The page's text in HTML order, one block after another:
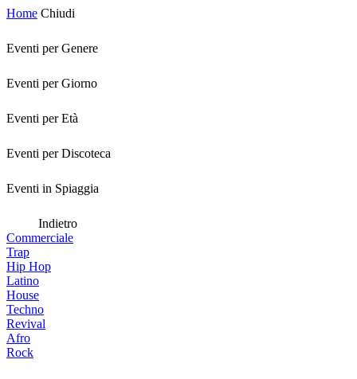
Home Chiudi
Eventi per Genere
Eventi per Giorno
Eventi per Età
Eventi per Discoteca
Eventi in Spiaggia
Indietro
Commerciale
Trap
Hip Hop
Latino
House
Techno
Revival
Afro
Rock